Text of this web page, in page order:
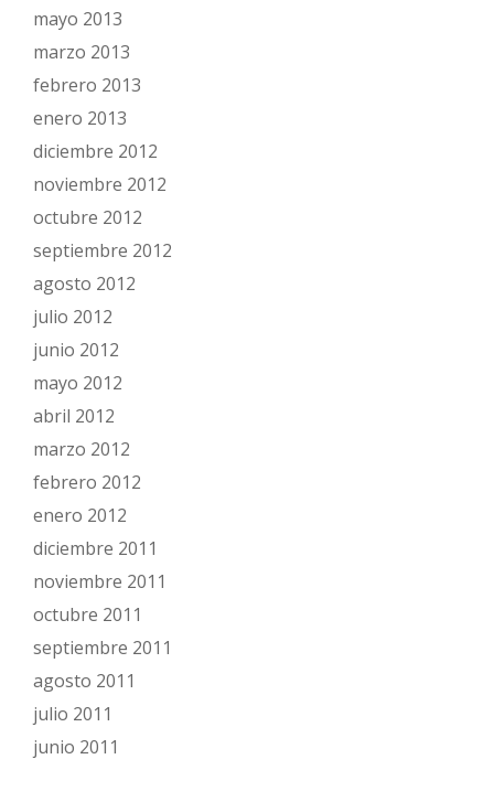
mayo 2013
marzo 2013
febrero 2013
enero 2013
diciembre 2012
noviembre 2012
octubre 2012
septiembre 2012
agosto 2012
julio 2012
junio 2012
mayo 2012
abril 2012
marzo 2012
febrero 2012
enero 2012
diciembre 2011
noviembre 2011
octubre 2011
septiembre 2011
agosto 2011
julio 2011
junio 2011